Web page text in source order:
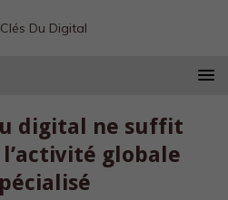
digital ne suffit
globale